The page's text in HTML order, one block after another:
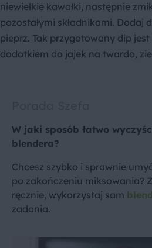
niewielkie kawałki, następnie
pozostałymi składnikami. Dodaj
pieprz. Tak przygotowany dip
dodatkiem do jajek na twardo,
W jaki sposób łatwo
blendera?
Chcesz szybko i sprawnie
po zakończeniu miksowania?
ręcznie, wykorzystaj sam
zadania.